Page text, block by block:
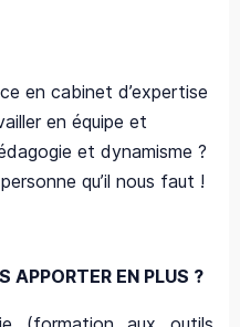
en cabinet d’expertise
en équipe et
et dynamisme ?
qu’il nous faut !
APPORTER EN PLUS ?